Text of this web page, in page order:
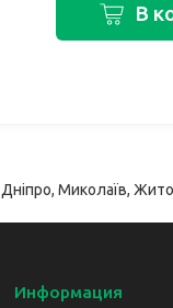
В
Миколаїв,
Информация